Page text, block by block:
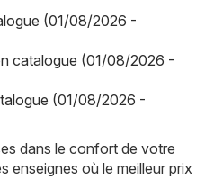
(01/08/2026 -
catalogue (01/08/2026 -
(01/08/2026 -
dans le confort de votre
enseignes où le meilleur prix